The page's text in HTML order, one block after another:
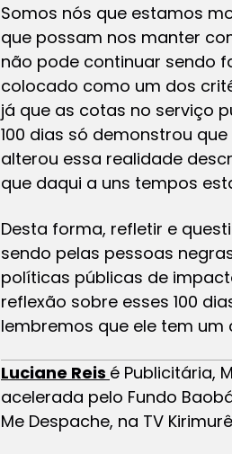
Somos nós que estamos
que possam nos manter
não pode continuar sendo
colocado como um dos
já que as cotas no serviço
100 dias só demonstrou
alterou essa realidade
que daqui a uns tempos
Desta forma, refletir e
sendo pelas pessoas
políticas públicas de
reflexão sobre esses 100
lembremos que ele tem
Luciane Reis é Publicitária,
acelerada pelo Fundo
Me Despache, na TV